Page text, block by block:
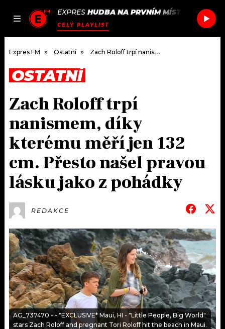
JAK
SEZNAM.CZ
EXPRES HUDBA NA PRVNÍM MÍSTĚ FOO
CELÝ PLAYLIST
DOMŮ
ČLÁNKY
AKTUÁLNĚ
HUDBA
ROZHOVORY
#NEBUDUDOMA
KALENDÁŘ
KVÍZY
VIP
TRENDY
KULTURA
PODCASTY
JAK NALADIT
RÁDIO
APLIKACE
PROGRAM
PLAYLIST
JAK NALADIT
SOUTĚŽE
Expres FM Ostatní Zach Roloff trpí nanismem, díky kterému měří jen 132 cm. Přesto našel pravou lásku jako z pohádky
OSTATNÍ
Zach Roloff trpí
nanismem, díky
kterému měří jen 132
cm. Přesto našel pravou
lásku jako z pohádky
REDAKCE
AG_737470 - - *EXCLUSIVE* Maui, HI - "Little People, Big World"
stars Zach Roloff and pregnant Tori Roloff hit the beach in Maui.